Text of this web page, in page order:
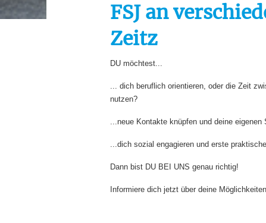
FSJ an
Zeitz
DU möchtest...
... dich beruflich orientieren, oder die Zeit
nutzen?
...neue Kontakte knüpfen und deine
...dich sozial engagieren und erste
Dann bist DU BEI UNS genau richtig!
Informiere dich jetzt über deine